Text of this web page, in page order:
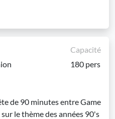
Capacité
180 pers
de 90 minutes entre Game
le thème des années 90's